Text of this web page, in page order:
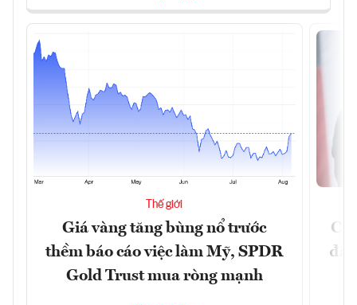
Thế giới
Giá vàng tăng bùng nổ trước
thềm báo cáo việc làm Mỹ, SPDR
Gold Trust mua ròng mạnh
đã